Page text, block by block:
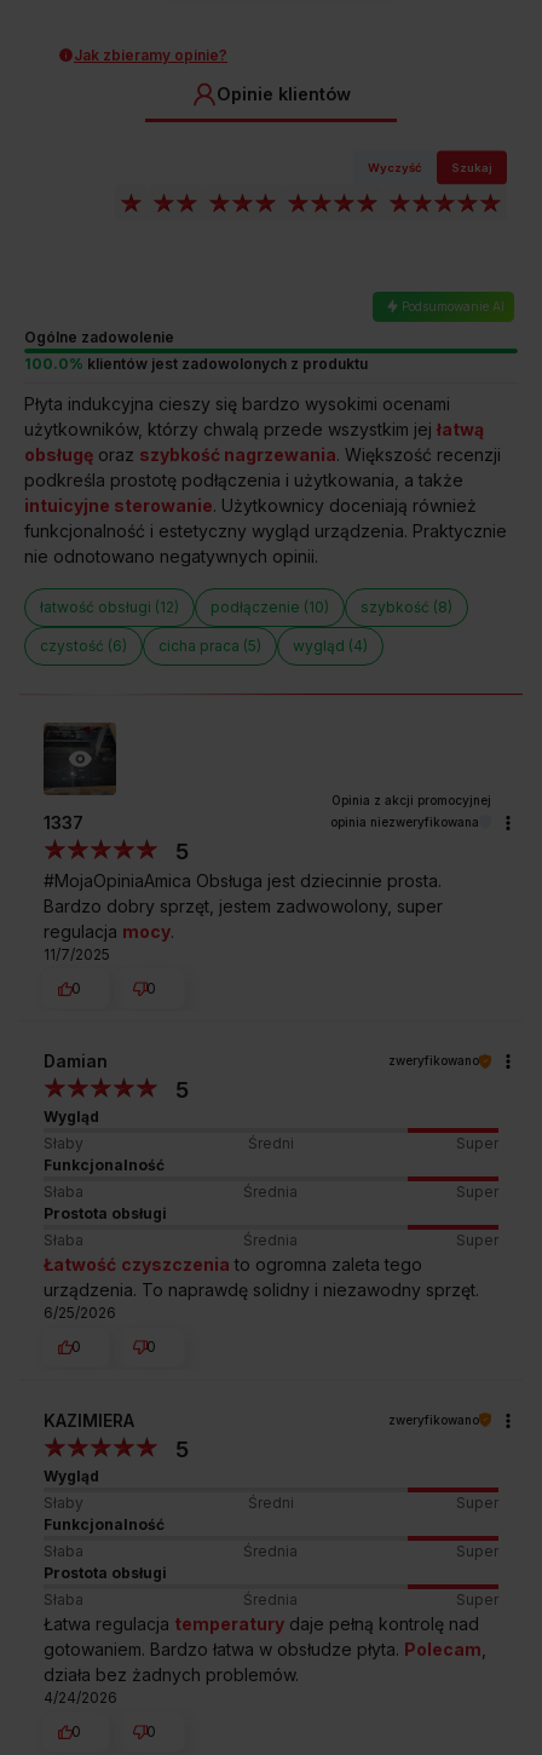
bez konieczności ciągłego mieszania
i kontrolowania stanu potrawy?
Czy ta płyta indukcyjna Amica jest
Czy ta płyta indukcyjna pomoże
mi zaoszczędzić domowy budżet?
Kupując w Sklepie Amica zyskujesz
Darmowa dostawa
Wybór daty i godziny
dostawy
Zakup na Raty 0%
Darmowy odbiór
zużytego sprzętu
2 lata gwarancji
Jak zbieramy opinie?
Opinie klientów
Wyczyść Szukaj
Podsumowanie AI
Ogólne zadowolenie
100.0% klientów jest zadowolonych z produktu
Płyta indukcyjna cieszy się bardzo wysokimi ocenami
użytkowników, którzy chwalą przede wszystkim jej łatwą
obsługę oraz szybkość nagrzewania. Większość recenzji
podkreśla prostotę podłączenia i użytkowania, a także
intuicyjne sterowanie. Użytkownicy doceniają również
funkcjonalność i estetyczny wygląd urządzenia. Praktycznie
nie odnotowano negatywnych opinii.
łatwość obsługi (12) podłączenie (10) szybkość (8)
czystość (6) cicha praca (5) wygląd (4)
1337 opinia niezweryfikowana
5
#MojaOpiniaAmica Obsługa jest dziecinnie prosta.
Bardzo dobry sprzęt, jestem zadwowolony, super
regulacja mocy.
11/7/2025
0
0
Damian zweryfikowano
5
Wygląd
Słaby
Średni
Super
Funkcjonalność
Słaba
Średnia
Super
Prostota obsługi
Słaba
Średnia Super
Łatwość czyszczenia to ogromna zaleta tego
urządzenia. To naprawdę solidny i niezawodny sprzęt.
6/25/2026
0
0
KAZIMIERA zweryfikowano
5
Wygląd
Słaby
Średni
Super
Funkcjonalność
Słaba
Średnia
Super
Prostota obsługi
Słaba
Średnia Super
Łatwa regulacja temperatury daje pełną kontrolę nad
gotowaniem. Bardzo łatwa w obsłudze płyta. Polecam
działa bez żadnych problemów.
4/24/2026
0
0